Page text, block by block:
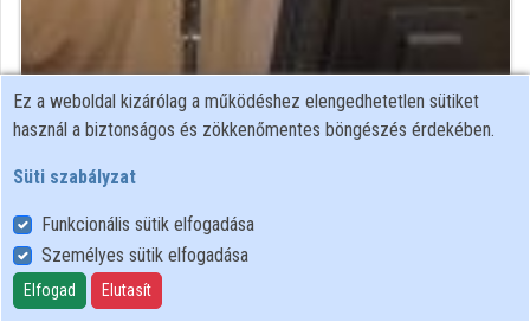
Közreműködő felvételei
Névjegyek
Névjegy
BME Informatikai Központ
Ez a weboldal kizárólag a működéshez elengedhetetlen sütiket
használ a biztonságos és zökkenőmentes böngészés érdekében.
Süti szabályzat
Funkcionális sütik elfogadása
Személyes sütik elfogadása
Elfogad Elutasít